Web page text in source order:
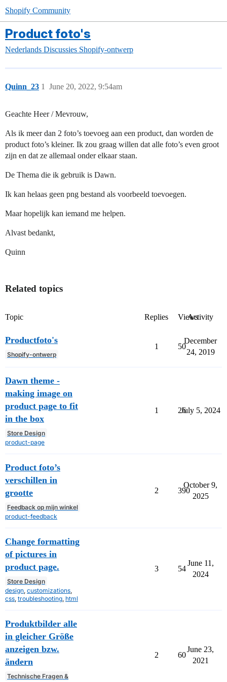
Shopify Community
Product foto's
Nederlands Discussies Shopify-ontwerp
Quinn_23 June 20, 2022, 9:54am
1
Geachte Heer / Mevrouw,
Als ik meer dan 2 foto’s toevoeg aan een product, dan worden de
product foto’s kleiner. Ik zou graag willen dat alle foto’s even groot
zijn en dat ze allemaal onder elkaar staan.
De Thema die ik gebruik is Dawn.
Ik kan helaas geen png bestand als voorbeeld toevoegen.
Maar hopelijk kan iemand me helpen.
Alvast bedankt,
Quinn
Related topics
Topic Replies ViewsActivity
Productfoto's
Shopify-ontwerp
1 50
December
24, 2019
Dawn theme -
making image on
product page to fit
in the box
Store Design
product-page
1 26
July 5, 2024
Product foto’s
verschillen in
grootte
Feedback op mijn winkel
product-feedback
2 390
October 9,
2025
Change formatting
of pictures in
product page.
Store Design
design customizations
css troubleshooting html
3 54
June 11,
2024
Produktbilder alle
in gleicher Größe
anzeigen bzw.
ändern
Technische Fragen &
2 60
June 23,
2021